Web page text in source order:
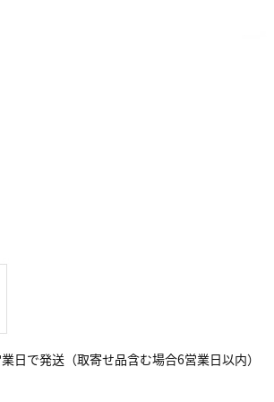
日で発送（取寄せ品含む場合6営業日以内）